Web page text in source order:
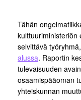
Tähän
kulttuuriministeriön
selvittävä työryhmä,
alussa. Raportin
tulevaisuuden
osaamispääoman
yhteiskunnan